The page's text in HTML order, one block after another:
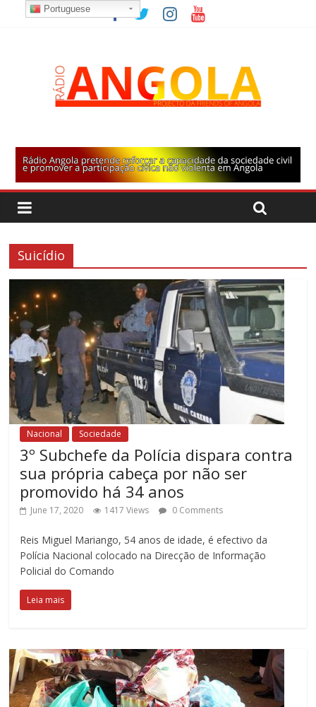
Suicídio
Nacional Sociedade
3º Subchefe da Polícia dispara contra
sua própria cabeça por não ser
promovido há 34 anos
June 17, 2020 1417 Views 0 Comments
Reis Miguel Mariango, 54 anos de idade, é efectivo da
Polícia Nacional colocado na Direcção de Informação
Policial do Comando
Leia mais
Portuguese